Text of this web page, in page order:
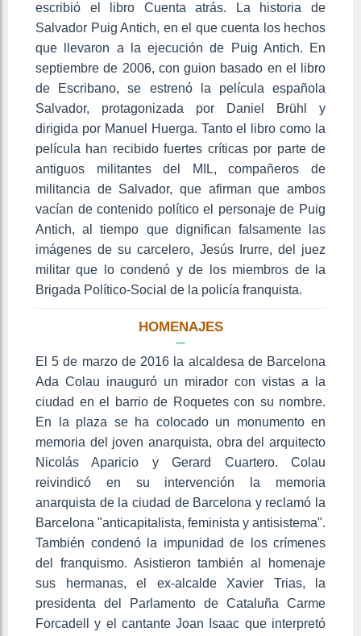
escribió el libro Cuenta atrás. La historia de
Salvador Puig Antich, en el que cuenta los hechos
que llevaron a la ejecución de Puig Antich. En
septiembre de 2006, con guion basado en el libro
de Escribano, se estrenó la película española
Salvador, protagonizada por Daniel Brühl y
dirigida por Manuel Huerga. Tanto el libro como la
película han recibido fuertes críticas por parte de
antiguos militantes del MIL, compañeros de
militancia de Salvador, que afirman que ambos
vacían de contenido político el personaje de Puig
Antich, al tiempo que dignifican falsamente las
imágenes de su carcelero, Jesús Irurre, del juez
militar que lo condenó y de los miembros de la
Brigada Político-Social de la policía franquista.
HOMENAJES
El 5 de marzo de 2016 la alcaldesa de Barcelona
Ada Colau inauguró un mirador con vistas a la
ciudad en el barrio de Roquetes con su nombre.
En la plaza se ha colocado un monumento en
memoria del joven anarquista, obra del arquitecto
Nicolás Aparicio y Gerard Cuartero.​ Colau
reivindicó en su intervención la memoria
anarquista de la ciudad de Barcelona y reclamó la
Barcelona "anticapitalista, feminista y antisistema".
También condenó la impunidad de los crímenes
del franquismo. Asistieron también al homenaje
sus hermanas, el ex-alcalde Xavier Trias, la
presidenta del Parlamento de Cataluña Carme
Forcadell y el cantante Joan Isaac que interpretó